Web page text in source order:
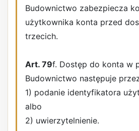
Budownictwo zabezpiecza
użytkownika konta przed
trzecich.
Art. 79f. Dostęp do konta w
Budownictwo następuje
1) podanie identyfikatora
albo
2) uwierzytelnienie.